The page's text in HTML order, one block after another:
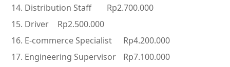
Distribution Staff
Rp2.700.000
Driver
Rp2.500.000
E-commerce Specialist
Rp4.200.000
Engineering Supervisor
Rp7.100.000